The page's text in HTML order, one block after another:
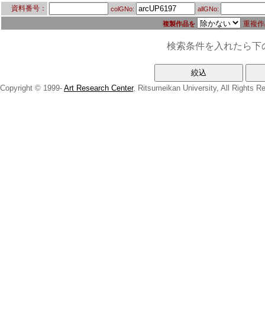
資料番号： colGNo: allGNo:
複製作品を 重複
検索条件を入れたら
Copyright © 1999- Art Research Center, Ritsumeikan University, All Rights